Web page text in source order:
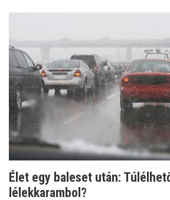
Élet egy baleset után:
lélekkarambol?